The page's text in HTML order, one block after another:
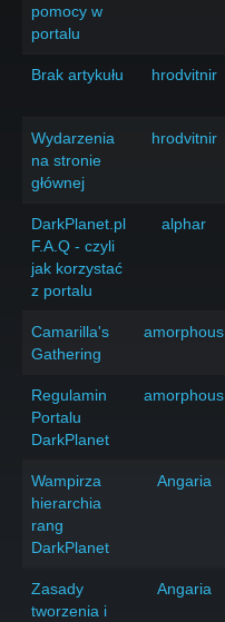
pomocy w
portalu
Brak artykułu hrodvitnir
Wydarzenia
na stronie
głównej
hrodvitnir
DarkPlanet.pl
F.A.Q - czyli
jak korzystać
z portalu
alphar
Camarilla's
Gathering
amorphous
Regulamin
Portalu
DarkPlanet
amorphous
Wampirza
hierarchia
rang
DarkPlanet
Angaria
Zasady
tworzenia i
Angaria